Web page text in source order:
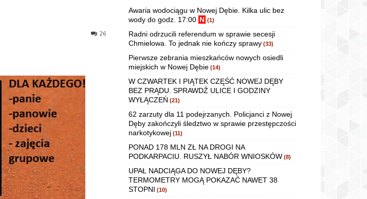
26
Awaria wodociągu w Nowej Dębie. Kilka ulic bez
wody do godz. 17:00 N (1)
Radni odrzucili referendum w sprawie secesji
Chmielowa. To jednak nie kończy sprawy (33)
Pierwsze zebrania mieszkańców nowych osiedli
miejskich w Nowej Dębie (14)
W CZWARTEK I PIĄTEK CZĘŚĆ NOWEJ DĘBY
BEZ PRĄDU. SPRAWDŹ ULICE I GODZINY
WYŁĄCZEŃ (21)
62 zarzuty dla 11 podejrzanych. Policjanci z Nowej
Dęby zakończyli śledztwo w sprawie przestępczości
narkotykowej (11)
PONAD 178 MLN ZŁ NA DROGI NA
PODKARPACIU. RUSZYŁ NABÓR WNIOSKÓW (8)
UPAŁ NADCIĄGA DO NOWEJ DĘBY?
TERMOMETRY MOGĄ POKAZAĆ NAWET 38
STOPNI (10)